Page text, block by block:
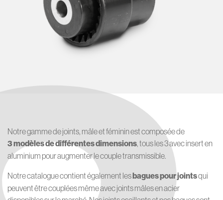
Notre gamme de joints, mâle et féminin est composée de
3 modèles de différentes dimensions, tous les 3 avec insert en
aluminium pour augmenter le couple transmissible.
Notre catalogue contient également lesbagues pour jointsqui
peuvent être couplées même avec joints mâles en acier